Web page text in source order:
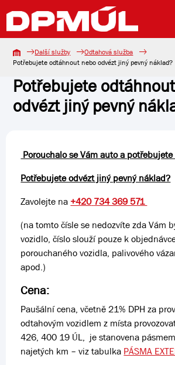
Další služby
Odtahová služba
Potřebujete odtáhnout nebo odvézt jiný pevný náklad?
Potřebujete
odvézt jiný pevný
Porouchalo se Vám auto a
Potřebujete odvézt jiný pevný náklad?
Zavolejte na +420 734 369 571
(na tomto čísle se nedozvíte zda Vám
vozidlo, číslo slouží pouze k
porouchaného vozidla, palivového
apod.)
Cena:
Paušální cena, včetně 21% DPH za
odtahovým vozidlem z místa
426, 400 19 ÚL, je stanovena
najetých km – viz tabulka PÁSMA